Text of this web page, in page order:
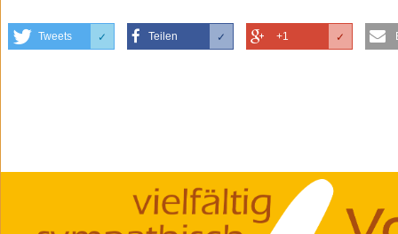
Tweets ✓ Teilen ✓ +1 ✓